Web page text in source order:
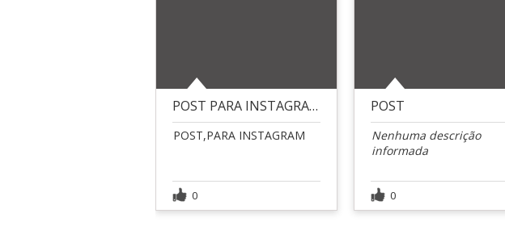
POST PARA INSTAGRAM
POST,PARA INSTAGRAM
0
POST
Nenhuma descrição
informada
0